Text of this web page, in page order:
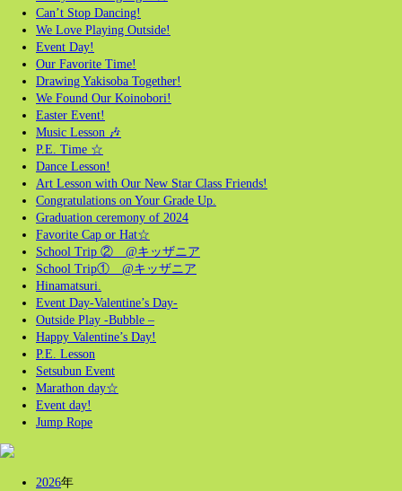
Can’t Stop Dancing!
We Love Playing Outside!
Event Day!
Our Favorite Time!
Drawing Yakisoba Together!
We Found Our Koinobori!
Easter Event!
Music Lesson 🎶
P.E. Time ☆
Dance Lesson!
Art Lesson with Our New Star Class Friends!
Congratulations on Your Grade Up.
Graduation ceremony of 2024
Favorite Cap or Hat☆
School Trip ② @キッザニア
School Trip① @キッザニア
Hinamatsuri.
Event Day-Valentine’s Day-
Outside Play -Bubble –
Happy Valentine’s Day!
P.E. Lesson
Setsubun Event
Marathon day☆
Event day!
Jump Rope
2026年